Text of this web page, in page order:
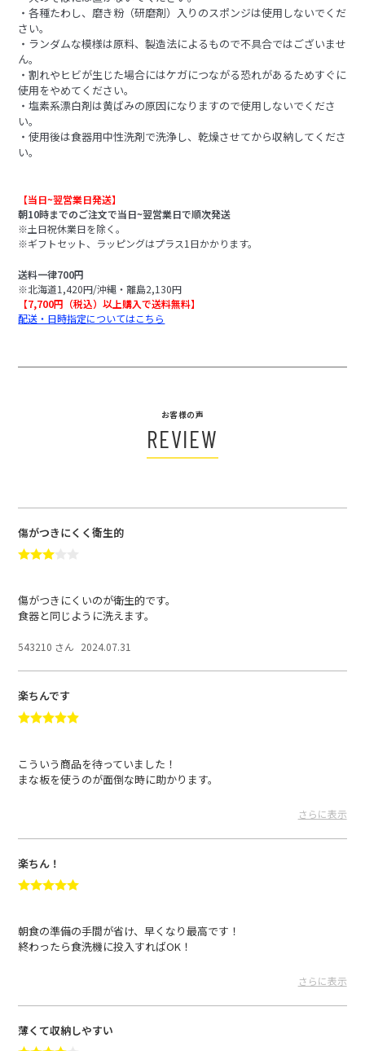
・各種たわし、磨き粉（研磨剤）入りのスポンジは使用しないでくだ
さい。
・ランダムな模様は原料、製造法によるもので不具合ではございませ
ん。
・割れやヒビが生じた場合にはケガにつながる恐れがあるためすぐに
使用をやめてください。
・塩素系漂白剤は黄ばみの原因になりますので使用しないでくださ
い。
・使用後は食器用中性洗剤で洗浄し、乾燥させてから収納してくださ
い。
【当日~翌営業日発送】
朝10時までのご注文で当日~翌営業日で順次発送
※土日祝休業日を除く。
※ギフトセット、ラッピングはプラス1日かかります。
送料一律700円
※北海道1,420円/沖縄・離島2,130円
【7,700円（税込）以上購入で送料無料】
配送・日時指定についてはこちら
お客様の声
REVIEW
傷がつきにくく衛生的
傷がつきにくいのが衛生的です。
食器と同じように洗えます。
543210 さん 2024.07.31
楽ちんです
こういう商品を待っていました！
まな板を使うのが面倒な時に助かります。
さらに表示
楽ちん！
朝食の準備の手間が省け、早くなり最高です！
終わったら食洗機に投入すればOK！
さらに表示
薄くて収納しやすい